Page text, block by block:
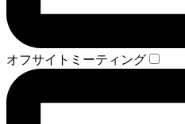
オフサイトミーティング